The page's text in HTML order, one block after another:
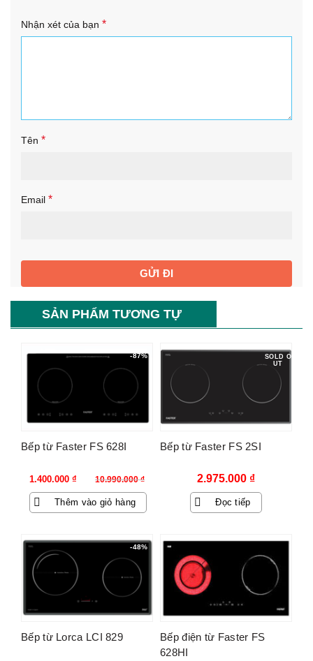
Nhận xét của bạn *
Tên *
Email *
SẢN PHẨM TƯƠNG TỰ
-87%
Bếp từ Faster FS 628I
10.990.000₫
Giá
gốc
là:
1.400.000 ₫
Giá
hiện
tại
Thêm vào giỏ hàng
SOLD O
UT
Bếp từ Faster FS 2SI
2.975.000 ₫
Đọc tiếp
-48%
Bếp từ Lorca LCI 829
Bếp điện từ Faster FS
628HI